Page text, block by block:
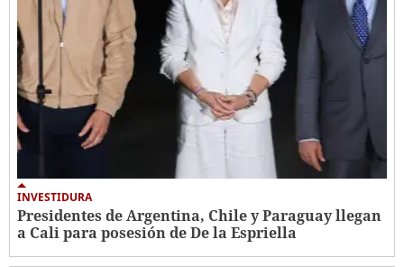
INVESTIDURA
Presidentes de Argentina, Chile y Paraguay llegan
a Cali para posesión de De la Espriella